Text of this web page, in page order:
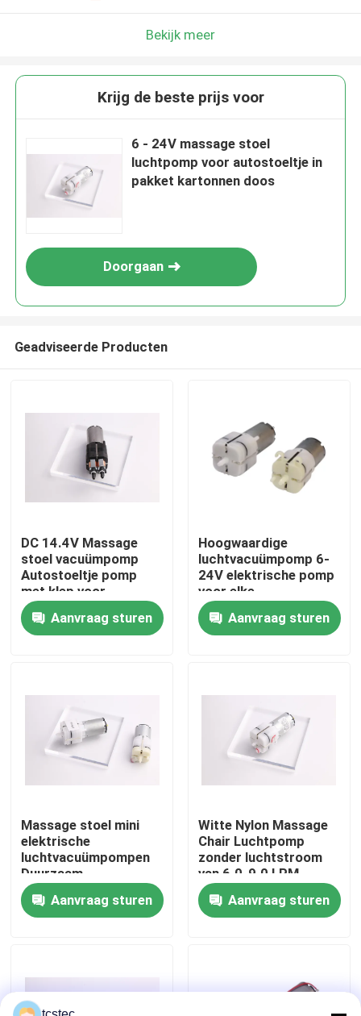
Thuis
Producten
Fabriekstocht
Neem contact met ons op
Nieuws
Bloggen
Bekijk meer
Krijg de beste prijs voor
6 - 24V massage stoel
luchtpomp voor autostoeltje in
pakket kartonnen doos
Doorgaan
Geadviseerde Producten
DC 14.4V Massage
stoel vacuümpomp
Autostoeltje pomp
met klep voor
intelligent apparaat
Aanvraag sturen
Hoogwaardige
luchtvacuümpomp 6-
24V elektrische pomp
voor elke
massagestoel
Aanvraag sturen
Massage stoel mini
elektrische
luchtvacuümpompen
Duurzaam
lichtgewicht
draagbaar
Aanvraag sturen
Witte Nylon Massage
Chair Luchtpomp
zonder luchtstroom
van 6.0-9.0 LPM
Aanvraag sturen